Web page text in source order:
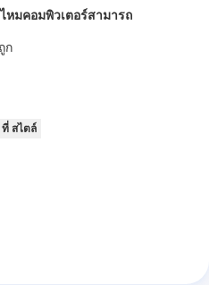
หมคอมพิวเตอร์สามารถ
ก
สไตล์